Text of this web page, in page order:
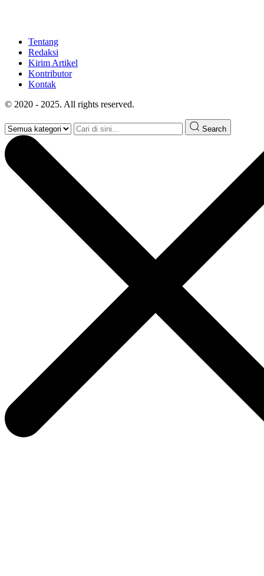
Tentang
Redaksi
Kirim Artikel
Kontributor
Kontak
© 2020 - 2025. All rights reserved.
Search